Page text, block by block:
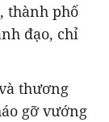
thành phố
đạo, chỉ
thương
gỡ vướng